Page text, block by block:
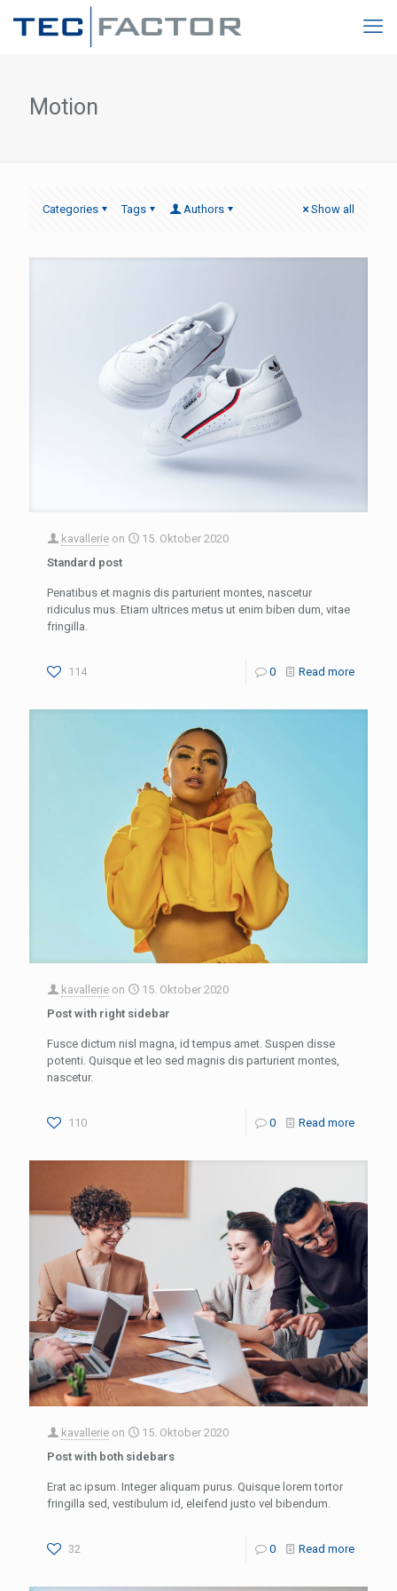
Motion
Categories Tags Authors Show all
kavallerie on
15. Oktober 2020
Standard post
Penatibus et magnis dis parturient montes, nascetur
ridiculus mus. Etiam ultrices metus ut enim biben dum, vitae
fringilla.
114 0 Read more
kavallerie on
15. Oktober 2020
Post with right sidebar
Fusce dictum nisl magna, id tempus amet. Suspen disse
potenti. Quisque et leo sed magnis dis parturient montes,
nascetur.
110 0 Read more
kavallerie on
15. Oktober 2020
Post with both sidebars
Erat ac ipsum. Integer aliquam purus. Quisque lorem tortor
fringilla sed, vestibulum id, eleifend justo vel bibendum.
32 0 Read more